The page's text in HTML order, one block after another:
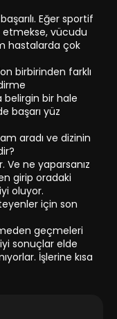
Eğer sportif
etmekse, vücudu
hastalarda çok
birbirinden farklı
belirgin bir hale
başarı yüz
aradı ve dizinin
Ve ne yaparsanız
girip oradaki
oluyor.
için son
geçmeleri
sonuçlar elde
İşlerine kısa